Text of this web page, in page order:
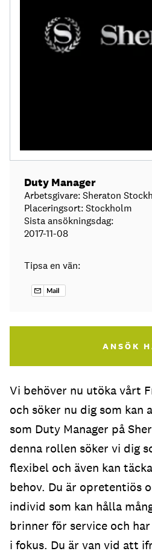
Vi behöver nu utöka vårt
och söker nu dig som kan
som Duty Manager på
denna rollen söker vi dig
flexibel och även kan
behov. Du är opretentiös
individ som kan hålla
brinner för service och
i fokus. Du är van vid att
Duty Manager
Arbetsgivare: Sheraton
Placeringsort: Stockholm
Sista ansökningsdag:
2017-11-08
Tipsa en vän:
ANSÖK